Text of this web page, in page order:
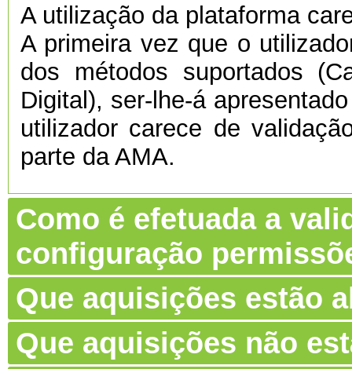
A utilização da plataforma
A primeira vez que o
dos métodos suportados
Digital), ser-lhe-á
utilizador carece de
parte da AMA.
Como é efetuada a
configuração
Que aquisições estão
Que aquisições não